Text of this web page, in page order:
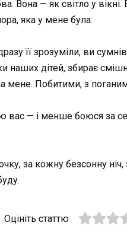
Вона — як світло у
яка у мене була.
її зрозуміли, ви
дітей, збирає
мене. Побитими, з
вас — і менше боюся за
за кожну безсонну ніч,
Оцініть статтю